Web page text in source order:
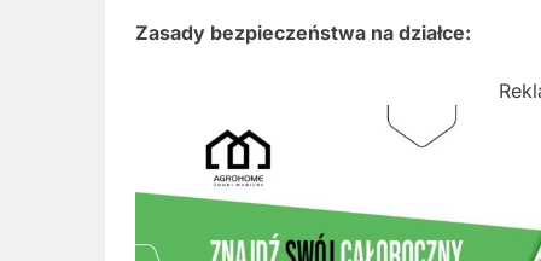
Zasady bezpieczeństwa na działce: